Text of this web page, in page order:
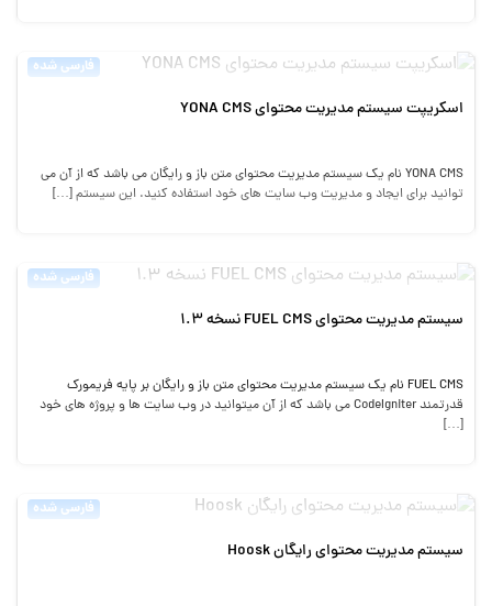
فارسی شده
اسکریپت سیستم مدیریت محتوای YONA CMS
YONA CMS نام یک سیستم مدیریت محتوای متن باز و رایگان می باشد که از آن می
توانید برای ایجاد و مدیریت وب سایت های خود استفاده کنید. این سیستم […]
فارسی شده
سیستم مدیریت محتوای FUEL CMS نسخه 1.3
FUEL CMS نام یک سیستم مدیریت محتوای متن باز و رایگان بر پایه فریمورک
قدرتمند CodeIgniter می باشد که از آن میتوانید در وب سایت ها و پروژه های خود
[…]
فارسی شده
سیستم مدیریت محتوای رایگان Hoosk